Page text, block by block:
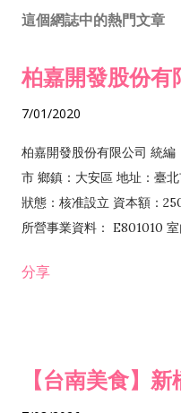
這個網誌中的熱門文章
柏嘉開發股份有
7/01/2020
柏嘉開發股份有限公司 統
市 鄉鎮：大安區 地址：臺
狀態：核准設立 資本額：
所營事業資料： E801010
發業 H703090 不動產買賣
分享
【台南美食】